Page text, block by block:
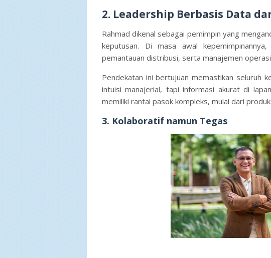
2. Leadership Berbasis Data
Rahmad dikenal sebagai pemimpin yang
keputusan. Di masa awal
pemantauan distribusi, serta manajemen
Pendekatan ini bertujuan memastikan seluruh
intuisi manajerial, tapi informasi akurat di
memiliki rantai pasok kompleks, mulai dari
3. Kolaboratif namun Tegas